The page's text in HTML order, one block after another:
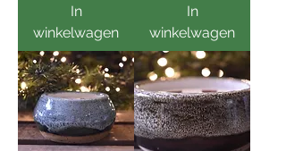
In
winkelwagen
In
winkelwagen